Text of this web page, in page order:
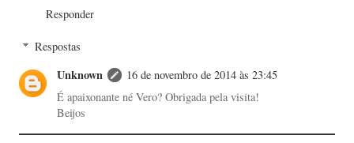
Responder
Respostas
Unknown
16 de novembro de 2014 às 23:45
É apaixonante né Vero? Obrigada pela visita!
Beijos